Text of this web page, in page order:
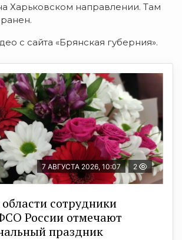
Харьковском направлении. Там
с сайта «Брянская губерния».
7 АВГУСТА 2026, 10:07 2
сотрудники
России отмечают
праздник